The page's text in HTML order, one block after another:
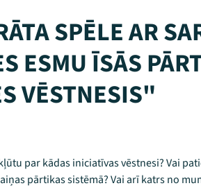
SPĒLE AR
ESMU ĪSĀS
VĒSTNESIS"
par kādas iniciatīvas vēstnesi? Vai
pārtikas sistēmā? Vai arī katrs no